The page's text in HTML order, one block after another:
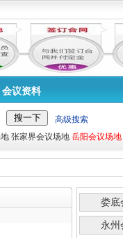
会议资料
高级搜索
张家界会议场地 岳阳会议场地
娄底
永州